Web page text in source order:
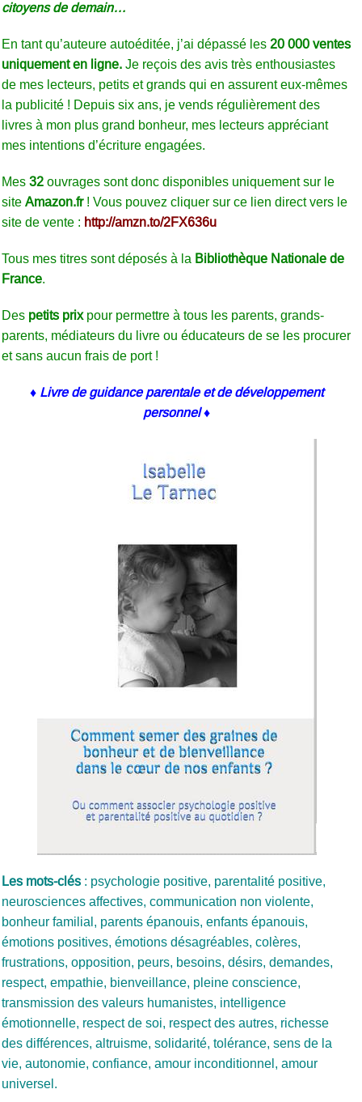
citoyens de demain…
En tant qu’auteure autoéditée, j’ai dépassé les20 000 ventes
uniquement en ligne. Je reçois des avis très enthousiastes
de mes lecteurs, petits et grands qui en assurent eux-mêmes
la publicité ! Depuis six ans, je vends régulièrement des
livres à mon plus grand bonheur, mes lecteurs appréciant
mes intentions d’écriture engagées.
Mes32 ouvrages sont donc disponibles uniquement sur le
siteAmazon.fr! Vous pouvez cliquer sur ce lien direct vers le
site de vente : http://amzn.to/2FX636u
Tous mes titres sont déposés à la Bibliothèque Nationale de
France.
Des petits prixpour permettre à tous les parents, grands-
parents, médiateurs du livre ou éducateurs de se les procurer
et sans aucun frais de port !
♦ Livre de guidance parentale et de développement
personnel ♦
Les mots-clés : psychologie positive, parentalité positive,
neurosciences affectives, communication non violente,
bonheur familial, parents épanouis, enfants épanouis,
émotions positives, émotions désagréables, colères,
frustrations, opposition, peurs, besoins, désirs, demandes,
respect, empathie, bienveillance, pleine conscience,
transmission des valeurs humanistes, intelligence
émotionnelle, respect de soi, respect des autres, richesse
des différences, altruisme, solidarité, tolérance, sens de la
vie, autonomie, confiance, amour inconditionnel, amour
universel.